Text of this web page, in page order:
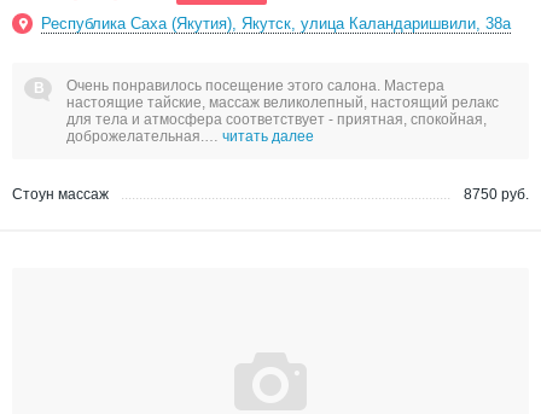
Республика Саха (Якутия), Якутск, улица Каландаришвили, 38а
Очень понравилось посещение этого салона. Мастера
настоящие тайские, массаж великолепный, настоящий релакс
для тела и атмосфера соответствует - приятная, спокойная,
доброжелательная.… читать далее
Стоун массаж 8750 руб.